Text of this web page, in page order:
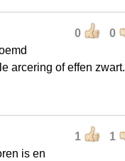
0 0
arcering of effen zwart.
1 1
is en